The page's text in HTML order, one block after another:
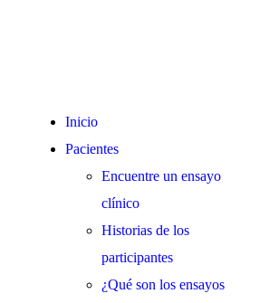
Inicio
Pacientes
Encuentre un ensayo
clínico
Historias de los
participantes
¿Qué son los ensayos